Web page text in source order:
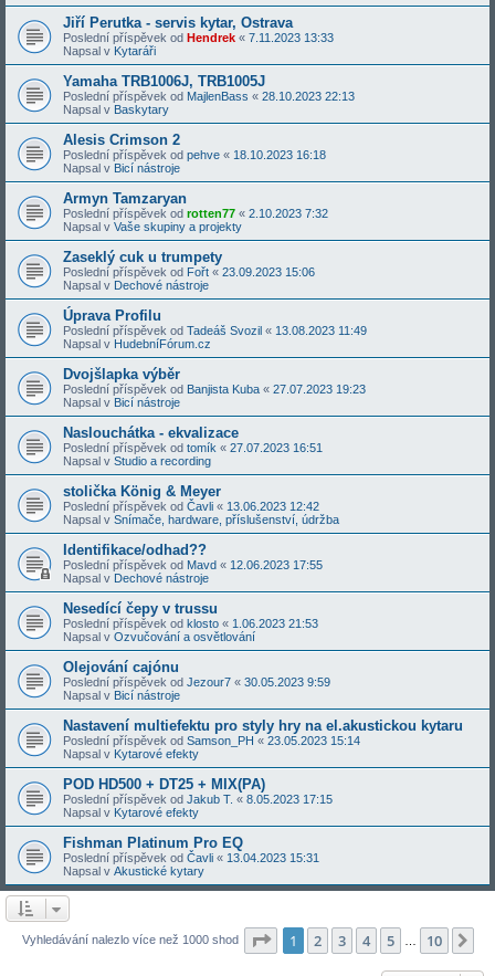
Jiří Perutka - servis kytar, Ostrava
Poslední příspěvek od Hendrek « 7.11.2023 13:33
Napsal v Kytaráři
Yamaha TRB1006J, TRB1005J
Poslední příspěvek od MajlenBass « 28.10.2023 22:13
Napsal v Baskytary
Alesis Crimson 2
Poslední příspěvek od pehve « 18.10.2023 16:18
Napsal v Bicí nástroje
Armyn Tamzaryan
Poslední příspěvek od rotten77 « 2.10.2023 7:32
Napsal v Vaše skupiny a projekty
Zaseklý cuk u trumpety
Poslední příspěvek od Fořt « 23.09.2023 15:06
Napsal v Dechové nástroje
Úprava Profilu
Poslední příspěvek od Tadeáš Svozil « 13.08.2023 11:49
Napsal v HudebníFórum.cz
Dvojšlapka výběr
Poslední příspěvek od Banjista Kuba « 27.07.2023 19:23
Napsal v Bicí nástroje
Naslouchátka - ekvalizace
Poslední příspěvek od tomík « 27.07.2023 16:51
Napsal v Studio a recording
stolička König & Meyer
Poslední příspěvek od Čavli « 13.06.2023 12:42
Napsal v Snímače, hardware, příslušenství, údržba
Identifikace/odhad??
Poslední příspěvek od Mavd « 12.06.2023 17:55
Napsal v Dechové nástroje
Nesedící čepy v trussu
Poslední příspěvek od klosto « 1.06.2023 21:53
Napsal v Ozvučování a osvětlování
Olejování cajónu
Poslední příspěvek od Jezour7 « 30.05.2023 9:59
Napsal v Bicí nástroje
Nastavení multiefektu pro styly hry na el.akustickou kytaru
Poslední příspěvek od Samson_PH « 23.05.2023 15:14
Napsal v Kytarové efekty
POD HD500 + DT25 + MIX(PA)
Poslední příspěvek od Jakub T. « 8.05.2023 17:15
Napsal v Kytarové efekty
Fishman Platinum Pro EQ
Poslední příspěvek od Čavli « 13.04.2023 15:31
Napsal v Akustické kytary
Vyhledávání nalezlo více než 1000 shod Stránka z 10
1 2 3 4 5 10